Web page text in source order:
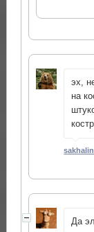
эх,
на
Да